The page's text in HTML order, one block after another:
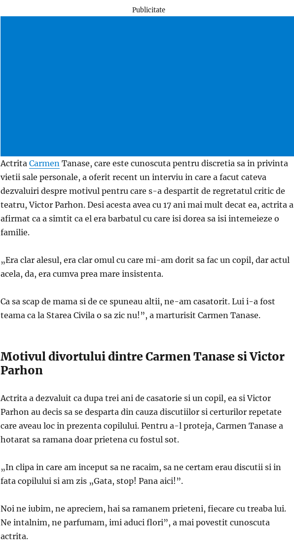
Publicitate
Actrita Carmen Tanase, care este cunoscuta pentru discretia sa in privinta
vietii sale personale, a oferit recent un interviu in care a facut cateva
dezvaluiri despre motivul pentru care s-a despartit de regretatul critic de
teatru, Victor Parhon. Desi acesta avea cu 17 ani mai mult decat ea, actrita a
afirmat ca a simtit ca el era barbatul cu care isi dorea sa isi intemeieze o
familie.
„Era clar alesul, era clar omul cu care mi-am dorit sa fac un copil, dar actul
acela, da, era cumva prea mare insistenta.
Ca sa scap de mama si de ce spuneau altii, ne-am casatorit. Lui i-a fost
teama ca la Starea Civila o sa zic nu!”, a marturisit Carmen Tanase.
Motivul divortului dintre Carmen Tanase si Victor
Parhon
Actrita a dezvaluit ca dupa trei ani de casatorie si un copil, ea si Victor
Parhon au decis sa se desparta din cauza discutiilor si certurilor repetate
care aveau loc in prezenta copilului. Pentru a-l proteja, Carmen Tanase a
hotarat sa ramana doar prietena cu fostul sot.
„In clipa in care am inceput sa ne racaim, sa ne certam erau discutii si in
fata copilului si am zis „Gata, stop! Pana aici!”.
Noi ne iubim, ne apreciem, hai sa ramanem prieteni, fiecare cu treaba lui.
Ne intalnim, ne parfumam, imi aduci flori”, a mai povestit cunoscuta
actrita.